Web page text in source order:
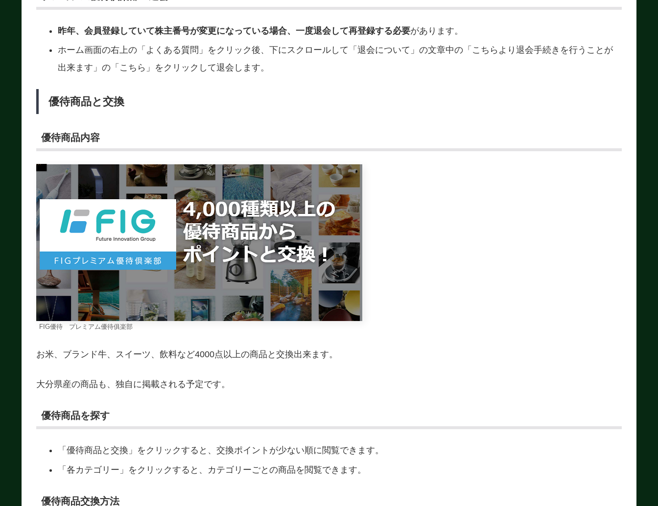
昨年、会員登録していて株主番号が変更になっている場合、一度退会して再登録する必要があります。
ホーム画面の右上の「よくある質問」をクリック後、下にスクロールして「退会について」の文章中の「こちらより退会手続きを行うことが
出来ます」の「こちら」をクリックして退会します。
優待商品と交換
優待商品内容
FIG優待 プレミアム優待俱楽部
お米、ブランド牛、スイーツ、飲料など4000点以上の商品と交換出来ます。
大分県産の商品も、独自に掲載される予定です。
優待商品を探す
「優待商品と交換」をクリックすると、交換ポイントが少ない順に閲覧できます。
「各カテゴリー」をクリックすると、カテゴリーごとの商品を閲覧できます。
優待商品交換方法